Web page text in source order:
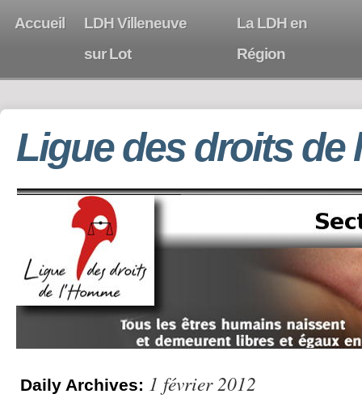
Accueil
LDH Villeneuve
sur Lot
La LDH en
Région
Ligue des droits de
Daily Archives: 1 février 2012